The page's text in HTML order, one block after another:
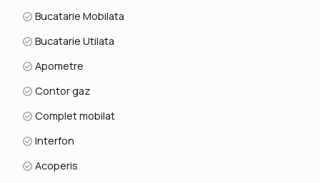
Bucatarie Mobilata
Bucatarie Utilata
Apometre
Contor gaz
Complet mobilat
Interfon
Acoperis